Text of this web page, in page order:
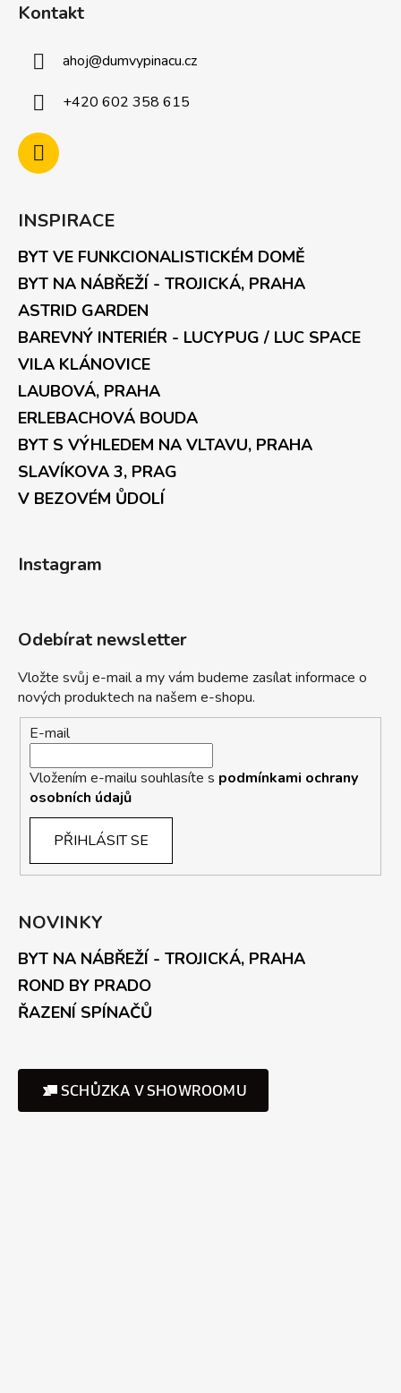
Kontakt
ahoj@dumvypinacu.cz
+420 602 358 615
INSPIRACE
BYT VE FUNKCIONALISTICKÉM DOMĚ
BYT NA NÁBŘEŽÍ - TROJICKÁ, PRAHA
ASTRID GARDEN
BAREVNÝ INTERIÉR - LUCYPUG / LUC SPACE
VILA KLÁNOVICE
LAUBOVÁ, PRAHA
ERLEBACHOVÁ BOUDA
BYT S VÝHLEDEM NA VLTAVU, PRAHA
SLAVÍKOVA 3, PRAG
V BEZOVÉM ŮDOLÍ
Instagram
Odebírat newsletter
Vložte svůj e-mail a my vám budeme zasílat informace o
nových produktech na našem e-shopu.
E-mail
Vložením e-mailu souhlasíte s podmínkami ochrany
osobních údajů
PŘIHLÁSIT SE
NOVINKY
BYT NA NÁBŘEŽÍ - TROJICKÁ, PRAHA
ROND BY PRADO
ŘAZENÍ SPÍNAČŮ
SCHŮZKA V SHOWROOMU